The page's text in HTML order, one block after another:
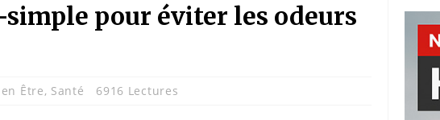
pour éviter les odeurs
Être, Santé 6916 Lectures